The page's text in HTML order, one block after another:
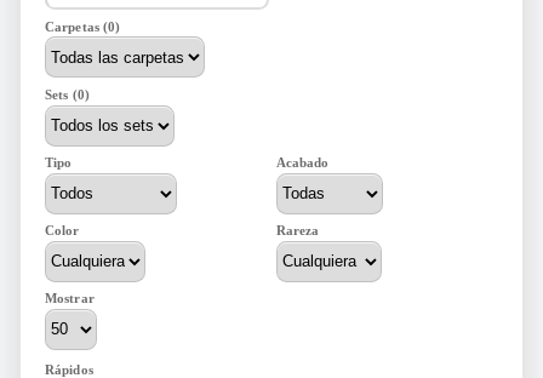
Carpetas (0)
Sets (0)
Tipo Acabado
Color Rareza
Mostrar
Rápidos